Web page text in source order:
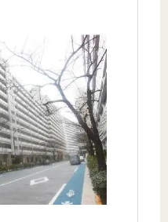
住まい1プ
ラス（お
役立ちコ
ラム）
住まい1プ
ラス（お
役立ちコ
ラム）